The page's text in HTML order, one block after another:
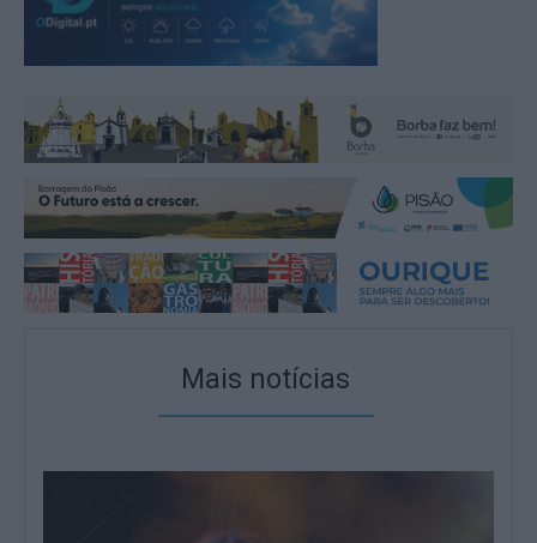
Mais notícias